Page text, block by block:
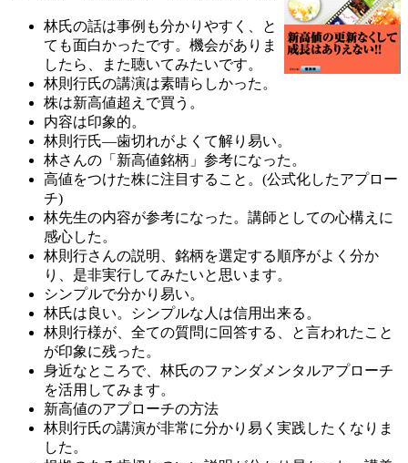
林氏の話は事例も分かりやすく、と
ても面白かったです。機会がありま
したら、また聴いてみたいです。
林則行氏の講演は素晴らしかった。
株は新高値超えで買う。
内容は印象的。
林則行氏―歯切れがよくて解り易い。
林さんの「新高値銘柄」参考になった。
高値をつけた株に注目すること。(公式化したアプロー
チ)
林先生の内容が参考になった。講師としての心構えに
感心した。
林則行さんの説明、銘柄を選定する順序がよく分か
り、是非実行してみたいと思います。
シンプルで分かり易い。
林氏は良い。シンプルな人は信用出来る。
林則行様が、全ての質問に回答する、と言われたこと
が印象に残った。
身近なところで、林氏のファンダメンタルアプローチ
を活用してみます。
新高値のアプローチの方法
林則行氏の講演が非常に分かり易く実践したくなりま
した。